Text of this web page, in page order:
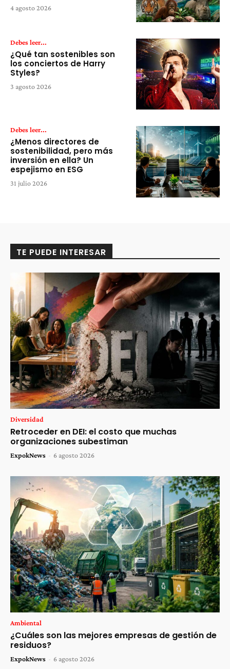
4 agosto 2026
Debes leer...
¿Qué tan sostenibles son
los conciertos de Harry
Styles?
3 agosto 2026
Debes leer...
¿Menos directores de
sostenibilidad, pero más
inversión en ella? Un
espejismo en ESG
31 julio 2026
TE PUEDE INTERESAR
Diversidad
Retroceder en DEI: el costo que muchas
organizaciones subestiman
ExpokNews - 6 agosto 2026
Ambiental
¿Cuáles son las mejores empresas de gestión de
residuos?
ExpokNews - 6 agosto 2026